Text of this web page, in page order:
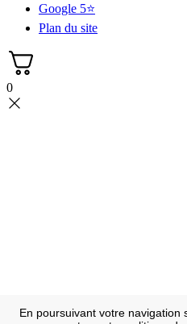
Google 5⭐
Plan du site
0
En poursuivant votre navigation